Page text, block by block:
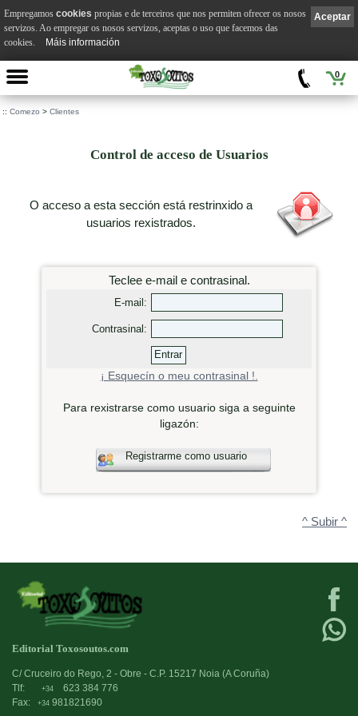
0
:: Comezo > Clientes
Control de acceso de Usuarios
O acceso a esta sección está restrinxido a
usuarios rexistrados.
Teclee e-mail e contrasinal.
E-mail:
Contrasinal:
¡ Esquecín o meu contrasinal !.
Para rexistrarse como usuario siga a seguinte
ligazón:
Registrarme como usuario
^ Subir ^
Editorial Toxosoutos.com
C/ Cruceiro do Rego, 2 - Obre - C.P. 15217 Noia (A Coruña)
Tlf:
+34
623 384 776
Fax:
+34 981821690
Aceptar
Empregamos cookies propias e de terceiros que nos permiten ofrecer os nosos
servizos. Ao empregar os nosos servizos, aceptas o uso que facemos das
cookies.
Máis información